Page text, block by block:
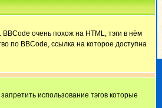
очень похож на HTML, тэги в нём
по BBCode, ссылка на которое доступна
использование тэгов которые